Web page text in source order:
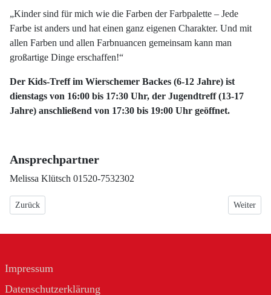
„Kinder sind für mich wie die Farben der Farbpalette – Jede
Farbe ist anders und hat einen ganz eigenen Charakter. Und mit
allen Farben und allen Farbnuancen gemeinsam kann man
großartige Dinge erschaffen!“
Der Kids-Treff im Wierschemer Backes (6-12 Jahre) ist
dienstags von 16:00 bis 17:30 Uhr, der Jugendtreff (13-17
Jahre) anschließend von 17:30 bis 19:00 Uhr geöffnet.
Ansprechpartner
Melissa Klütsch 01520-7532302
Vorheriger Beitrag: Spielmannszug Wierschem-Keldung e.V.
Zurück Nächster
Weiter
Impressum
Datenschutzerklärung